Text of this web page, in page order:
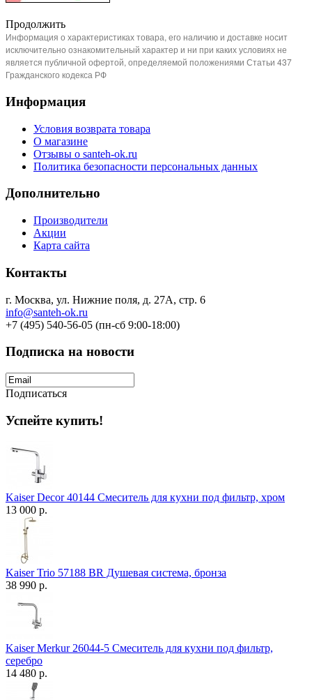
Продолжить
Информация о характеристиках товара, его наличию и доставке носит
исключительно ознакомительный характер и ни при каких условиях не
является публичной офертой, определяемой положениями Статьи 437
Гражданского кодекса РФ
Информация
Условия возврата товара
О магазине
Отзывы о santeh-ok.ru
Политика безопасности персональных данных
Дополнительно
Производители
Акции
Карта сайта
Контакты
г. Москва, ул. Нижние поля, д. 27А, стр. 6
info@santeh-ok.ru
+7 (495) 540-56-05 (пн-сб 9:00-18:00)
Подписка на новости
Подписаться
Успейте купить!
Kaiser Decor 40144 Смеситель для кухни под фильтр, хром
13 000 р.
Kaiser Trio 57188 BR Душевая система, бронза
38 990 р.
Kaiser Merkur 26044-5 Смеситель для кухни под фильтр,
серебро
14 480 р.